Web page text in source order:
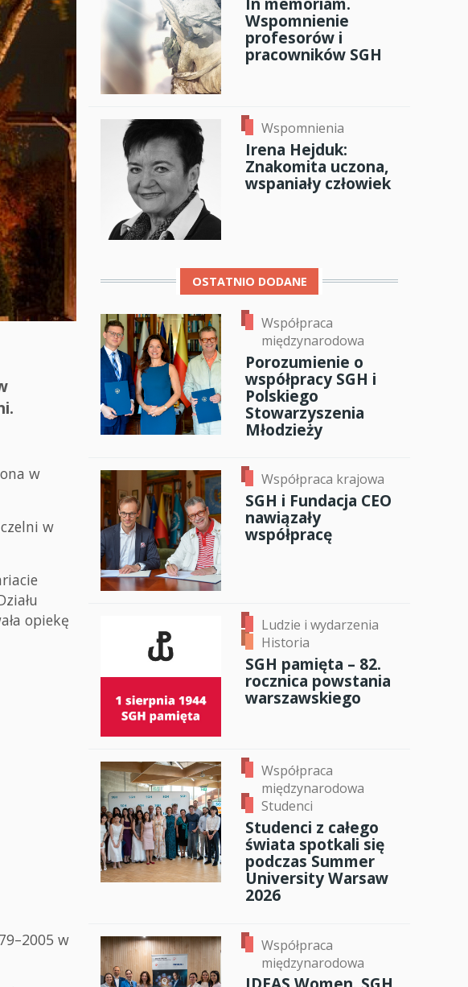
Studenci i doktoranci
Absolwenci
Współpraca międzynarodowa
Współpraca z otoczeniem
Sport
Historia
Wspomnienia
w
w
opiekę
w
Wspomnienie
profesorów i
pracowników SGH
Wspomnienia
Irena Hejduk:
Znakomita uczona,
wspaniały człowiek
OSTATNIO DODANE
Współpraca
międzynarodowa
Porozumienie o
współpracy SGH i
Polskiego
Stowarzyszenia
Młodzieży
Współpraca krajowa
SGH i Fundacja CEO
nawiązały
współpracę
Ludzie i wydarzenia
Historia
SGH pamięta – 82.
rocznica powstania
warszawskiego
Współpraca
międzynarodowa
Studenci
Studenci z całego
świata spotkali się
podczas Summer
University Warsaw
2026
Współpraca
międzynarodowa